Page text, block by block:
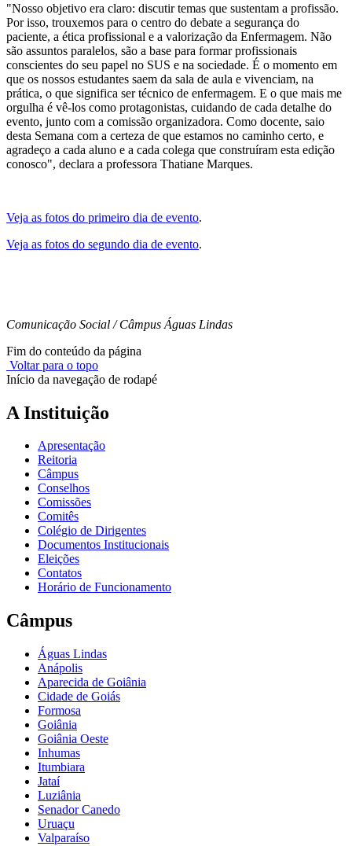
"Nosso objetivo era claro: discutir temas que sustentam a profissão.
Por isso, trouxemos para o centro do debate a segurança do
paciente, a ética profissional e a valorização da Enfermagem. Não
são assuntos paralelos, são a base para formar profissionais
conscientes do seu papel no SUS e na sociedade. É o momento em
que os nossos estudantes saem da sala de aula e vivenciam, na
prática, o que significa ser técnico de enfermagem. E o que mais me
orgulha é vê-los como protagonistas, cuidando de cada detalhe do
evento, junto com a comissão organizadora. Como docente, saio
desta Semana com a certeza de que estamos no caminho certo, e
agradeço a cada aluno e a cada colega que construíram esta edição
conosco", declara a professora Thatiane Marques.
Veja as fotos do primeiro dia de evento.
Veja as fotos do segundo dia de evento.
Comunicação Social / Câmpus Águas Lindas
Fim do conteúdo da página
Voltar para o topo
Início da navegação de rodapé
A Instituição
Apresentação
Reitoria
Câmpus
Conselhos
Comissões
Comitês
Colégio de Dirigentes
Documentos Institucionais
Eleições
Contatos
Horário de Funcionamento
Câmpus
Águas Lindas
Anápolis
Aparecida de Goiânia
Cidade de Goiás
Formosa
Goiânia
Goiânia Oeste
Inhumas
Itumbiara
Jataí
Luziânia
Senador Canedo
Uruaçu
Valparaíso